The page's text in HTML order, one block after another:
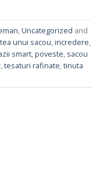
,Uncategorized and
unui sacou,incredere,
smart,poveste, sacou
,tesaturi rafinate,tinuta